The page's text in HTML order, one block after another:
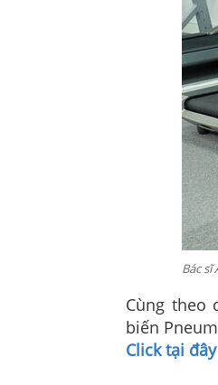
Bác
Cùng theo
biến
Click tại đây